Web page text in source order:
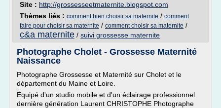
Site : http://grossesseetmaternite.blogspot.com
Thèmes liés : comment bien choisir sa maternite / comment
faire pour choisir sa maternite / comment choisir sa maternite /
c&a maternite / suivi grossesse maternite
Photographe Cholet - Grossesse Maternité
Naissance
Photographe Grossesse et Maternité sur Cholet et le
département du Maine et Loire.
Équipé d'un studio mobile et d'un éclairage professionnel
dernière génération Laurent CHRISTOPHE Photographe